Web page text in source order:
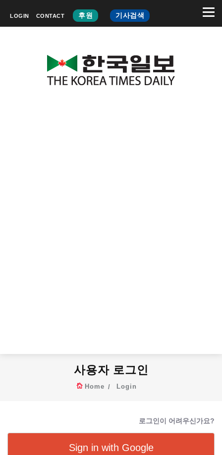
LOGIN CONTACT 후원 기사검색
사용자 로그인
Home Login
로그인이 어려우신가요?
Sign in with Google